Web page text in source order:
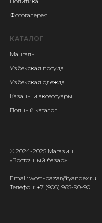
Фотогалерея
КАТАЛОГ
Мангалы
Узбекская посуда
Узбекская одежда
Казаны и аксессуары
Полный каталог
© 2024-2025 Магазин
«Восточный базар»
Email: wost-bazar@yandex.ru
Телефон: +7 (906) 965-90-90